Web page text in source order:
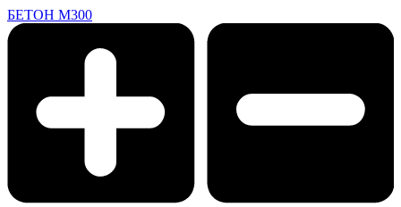
БЕТОН М300